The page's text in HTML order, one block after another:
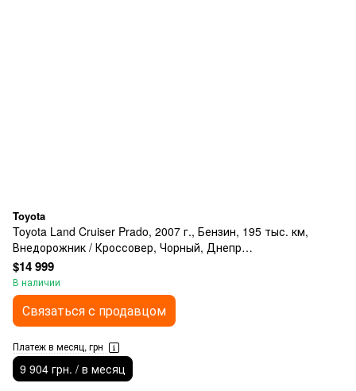
Toyota
Toyota Land Cruiser Prado, 2007 г., Бензин, 195 тыс. км,
Внедорожник / Кроссовер, Чорный, Днепр
(Днепропетровск)
$14 999
В наличии
Связаться с продавцом
Платеж в месяц, грн
9 904 грн. / в месяц